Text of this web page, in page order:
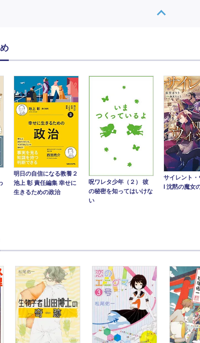
明日の自信になる教養２
池上 彰 責任編集 幸せに
生きるための政治
呪ワレタ少年（２） 彼
の秘密を知ってはいけな
い
サイレント・
I 沈黙の魔女